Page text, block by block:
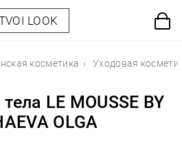
LOOK
косметика Уходовая
LE MOUSSE BY
OLGA